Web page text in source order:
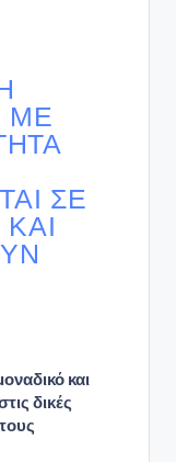
ΜΕ
ΣΕ
και
δικές